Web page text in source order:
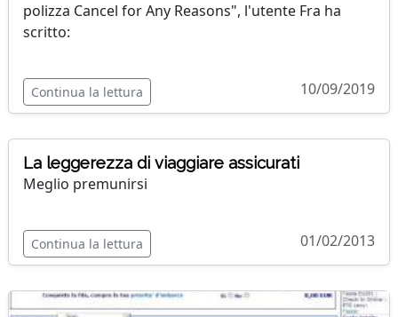
polizza Cancel for Any Reasons", l'utente Fra ha
scritto:
Continua la lettura 10/09/2019
La leggerezza di viaggiare assicurati
Meglio premunirsi
Continua la lettura 01/02/2013